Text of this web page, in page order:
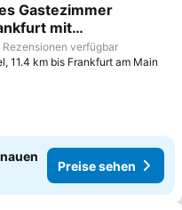
hinzufügen
Gastezimmer
mit
Bad
Rezensionen verfügbar
11.4 km bis Frankfurt am Main
Preise sehen